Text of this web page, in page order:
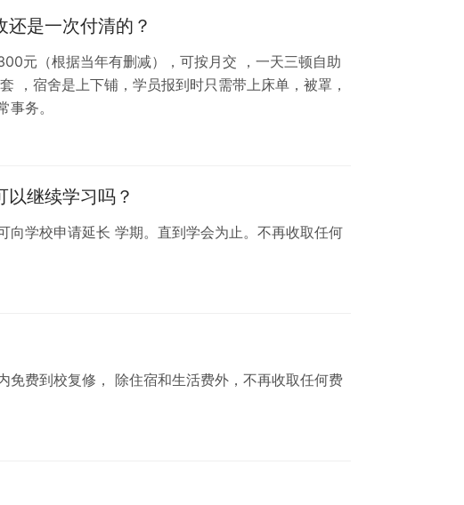
是一次付清的？
元（根据当年有删减），可按月交 ，一天三顿自助
，宿舍是上下铺，学员报到时只需带上床单，被罩，
务。
继续学习吗？
学校申请延长 学期。直到学会为止。不再收取任何
费到校复修， 除住宿和生活费外，不再收取任何费